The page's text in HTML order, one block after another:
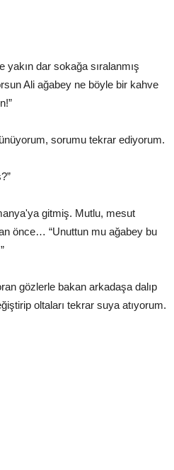
yakın dar sokağa sıralanmış
Ali ağabey ne böyle bir kahve
sorumu tekrar ediyorum.
gitmiş. Mutlu, mesut
önce… “Unuttun mu ağabey bu
gözlerle bakan arkadaşa dalıp
oltaları tekrar suya atıyorum.